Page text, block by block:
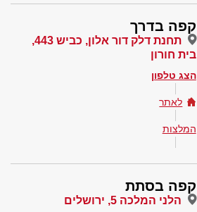
קפה בדרך
תחנת דלק דור אלון, כביש 443,
בית חורון
הצג טלפון
לאתר
המלצות
קפה בסתת
הלני המלכה 5, ירושלים